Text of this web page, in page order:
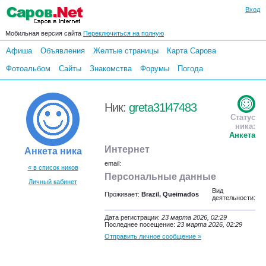
Вход
Мобильная версия сайта Переключиться на полную
Афиша Объявления Желтые страницы
Карта Сарова
Фотоальбом
Сайты Знакомства Форумы Погода
Анкета ника
« в список ников
Личный кабинет
Ник: greta31l47483
Статус
ника:
Анкета
Интернет
email:
Персональные данные
Проживает: Brazil, Queimados
Вид
деятельности:
Дата регистрации: 23 марта 2026, 02:29
Последнее посещение: 23 марта 2026, 02:29
Отправить личное сообщение »